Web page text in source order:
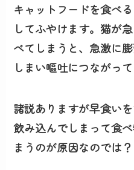
キャットフードを食べ
してふやけます。猫が
べてしまうと、急激に膨
しまい嘔吐につながっ
諸説ありますが早食い
飲み込んでしまって食
まうのが原因なのでは